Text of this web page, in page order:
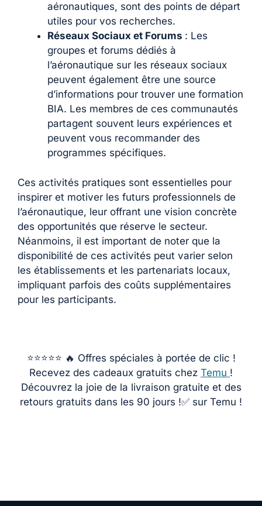
aéronautiques, sont des points de départ
utiles pour vos recherches.
Réseaux Sociaux et Forums : Les
groupes et forums dédiés à
l’aéronautique sur les réseaux sociaux
peuvent également être une source
d’informations pour trouver une formation
BIA. Les membres de ces communautés
partagent souvent leurs expériences et
peuvent vous recommander des
programmes spécifiques.
Ces activités pratiques sont essentielles pour
inspirer et motiver les futurs professionnels de
l’aéronautique, leur offrant une vision concrète
des opportunités que réserve le secteur.
Néanmoins, il est important de noter que la
disponibilité de ces activités peut varier selon
les établissements et les partenariats locaux,
impliquant parfois des coûts supplémentaires
pour les participants.
⭐️⭐️⭐️⭐️⭐️ 🔥 Offres spéciales à portée de clic !
Recevez des cadeaux gratuits chez Temu !
Découvrez la joie de la livraison gratuite et des
retours gratuits dans les 90 jours !✅ sur Temu !